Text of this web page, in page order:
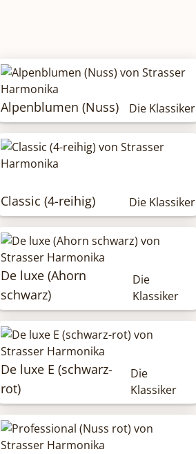
Alpenblumen (Nuss) Die Klassiker
Classic (4-reihig) Die Klassiker
De luxe (Ahorn
schwarz)
Die
Klassiker
De luxe E (schwarz-
rot)
Die
Klassiker